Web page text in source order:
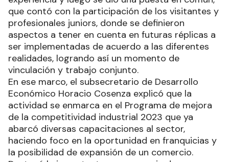
que contó con la participación de los visitantes y
profesionales juniors, donde se definieron
aspectos a tener en cuenta en futuras réplicas a
ser implementadas de acuerdo a las diferentes
realidades, logrando así un momento de
vinculación y trabajo conjunto.
En ese marco, el subsecretario de Desarrollo
Económico Horacio Cosenza explicó que la
actividad se enmarca en el Programa de mejora
de la competitividad industrial 2023 que ya
abarcó diversas capacitaciones al sector,
haciendo foco en la oportunidad en franquicias y
la posibilidad de expansión de un comercio.